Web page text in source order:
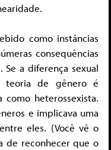
como instâncias
consequências
Se a diferença sexual
teoria de gênero é
heterossexista.
e implicava uma
eles. (Você vê o
de reconhecer que o